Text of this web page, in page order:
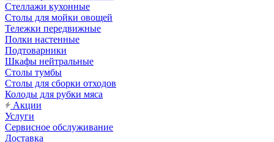
Стеллажи кухонные
Столы для мойки овощей
Тележки передвижные
Полки настенные
Подтоварники
Шкафы нейтральные
Столы тумбы
Столы для сборки отходов
Колоды для рубки мяса
Акции
Услуги
Сервисное обслуживание
Доставка